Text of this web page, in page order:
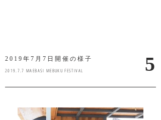
2019年7月7日開催の様子
2019.7.7 MAEBASI MEBUKU FESTIVAL 5